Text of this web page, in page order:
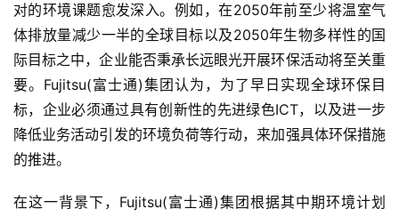
对的环境课题愈发深入。例如，在2050年前至少将温室气
体排放量减少一半的全球目标以及2050年生物多样性的国
际目标之中，企业能否秉承长远眼光开展环保活动将至关重
要。Fujitsu(富士通)集团认为，为了早日实现全球环保目
标，企业必须通过具有创新性的先进绿色ICT，以及进一步
降低业务活动引发的环境负荷等行动，来加强具体环保措施
的推进。
在这一背景下，Fujitsu(富士通)集团根据其中期环境计划